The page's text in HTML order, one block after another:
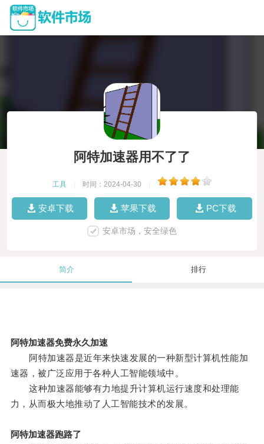
阿特加速器用不了了
工具 时间：2024-04-30
安卓下载 苹果下载 PC下载
安卓市场，安全绿色
简介 排行
阿特加速器免费永久加速
阿特加速器是近年来快速发展的一种新型计算机性能加
速器，被广泛应用于各种人工智能领域中。
这种加速器能够有力地提升计算机运行速度和处理能
力，从而极大地推动了人工智能技术的发展。
阿特加速器跑路了